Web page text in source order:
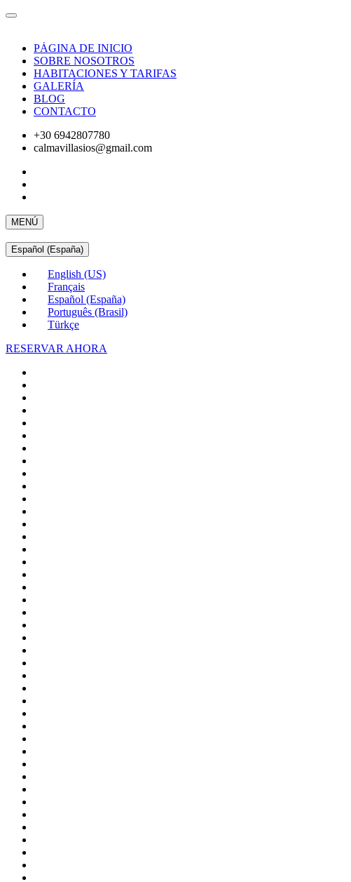
PÁGINA DE INICIO
SOBRE NOSOTROS
HABITACIONES Y TARIFAS
GALERÍA
BLOG
CONTACTO
+30 6942807780
calmavillasios@gmail.com
MENÚ
Español (España)
English (US)
Français
Español (España)
Português (Brasil)
Türkçe
RESERVAR AHORA